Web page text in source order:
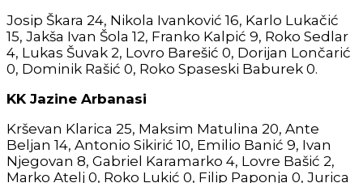
Josip Škara 24, Nikola Ivanković 16, Karlo Lukačić
15, Jakša Ivan Šola 12, Franko Kalpić 9, Roko Sedlar
4, Lukas Šuvak 2, Lovro Barešić 0, Dorijan Lončarić
0, Dominik Rašić 0, Roko Spaseski Baburek 0.
KK Jazine Arbanasi
Krševan Klarica 25, Maksim Matulina 20, Ante
Beljan 14, Antonio Sikirić 10, Emilio Banić 9, Ivan
Njegovan 8, Gabriel Karamarko 4, Lovre Bašić 2,
Marko Atelj 0, Roko Lukić 0, Filip Paponja 0, Jurica